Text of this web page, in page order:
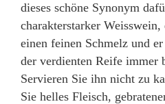
dieses schöne Synonym
charakterstarker
einen feinen Schmelz und
der verdienten Reife immer
Servieren Sie ihn nicht zu
Sie helles Fleisch,